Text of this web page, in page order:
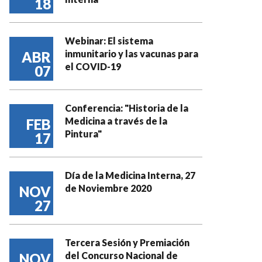
18
ABR
07
Webinar: El sistema
inmunitario y las vacunas para
el COVID-19
FEB
17
Conferencia: "Historia de la
Medicina a través de la
Pintura"
NOV
27
Día de la Medicina Interna, 27
de Noviembre 2020
Tercera Sesión y Premiación
del Concurso Nacional de